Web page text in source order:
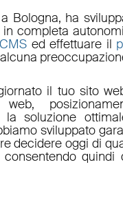
Bologna, ha
completa
CMS ed effettuare il
il tuo sito
la soluzione
sviluppato
decidere oggi di
consentendo